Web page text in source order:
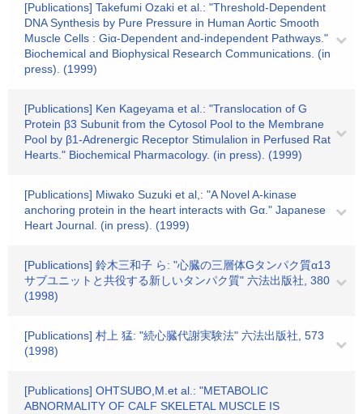
[Publications] Takefumi Ozaki et al.: "Threshold-Dependent
DNA Synthesis by Pure Pressure in Human Aortic Smooth
Muscle Cells : Giα-Dependent and-independent Pathways."
Biochemical and Biophysical Research Communications. (in
press). (1999)
[Publications] Ken Kageyama et al.: "Translocation of G
Protein β3 Subunit from the Cytosol Pool to the Membrane
Pool by β1-Adrenergic Receptor Stimulalion in Perfused Rat
Hearts." Biochemical Pharmacology. (in press). (1999)
[Publications] Miwako Suzuki et al,: "A Novel A-kinase
anchoring protein in the heart interacts with Gα." Japanese
Heart Journal. (in press). (1999)
[Publications] 鈴木三和子 ら: "心臓の三層体Gタンパク質α13
サブユニットと共役する新しいタンパク質" 六法出版社, 380
(1998)
[Publications] 村上 猛: "続心臓代謝実験法" 六法出版社, 573
(1998)
[Publications] OHTSUBO,M.et al.: "METABOLIC
ABNORMALITY OF CALF SKELETAL MUSCLE IS